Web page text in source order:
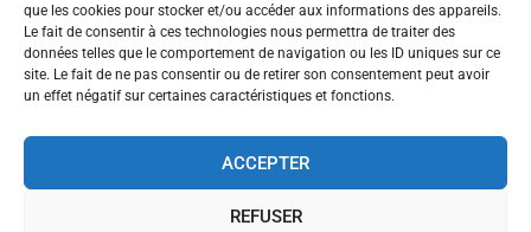
que les cookies pour stocker et/ou accéder aux informations des appareils.
Le fait de consentir à ces technologies nous permettra de traiter des
données telles que le comportement de navigation ou les ID uniques sur ce
site. Le fait de ne pas consentir ou de retirer son consentement peut avoir
un effet négatif sur certaines caractéristiques et fonctions.
ACCEPTER
REFUSER
au titre de la catégorie d'action suivante :
Actions de formation